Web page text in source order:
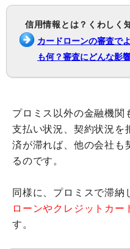
信用情報とは？くわしく
カードローンの審査で
も何？審査にどんな影
プロミス以外の金融機関
支払い状況、契約状況を
済が滞れば、他の会社も
るのです。
同様に、プロミスで滞納
ローンやクレジットカー
す。